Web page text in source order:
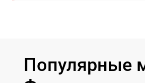
Популярные